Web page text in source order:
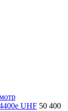
UHF 50 400